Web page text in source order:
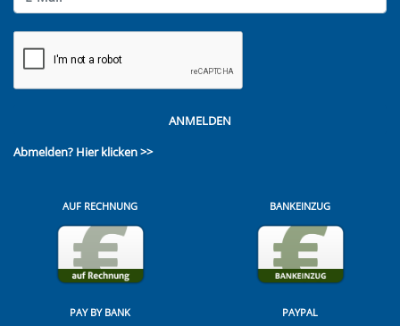
ANMELDEN
Abmelden? Hier klicken >>
AUF RECHNUNG BANKEINZUG
PAY BY BANK PAYPAL